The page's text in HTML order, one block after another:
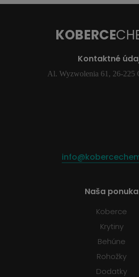
KOBERCE
Kontaktné
Al. Wyzwolenia 61, 26-225
Naša ponuka
Koberce
Krytiny
Behúne
Rohožky
Dodatky